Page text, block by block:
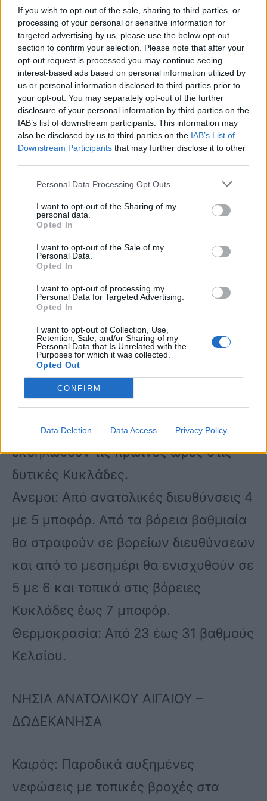
If you wish to opt-out of the sale, sharing to third parties, or
processing of your personal or sensitive information for
targeted advertising by us, please use the below opt-out
section to confirm your selection. Please note that after your
opt-out request is processed you may continue seeing
interest-based ads based on personal information utilized by
us or personal information disclosed to third parties prior to
your opt-out. You may separately opt-out of the further
disclosure of your personal information by third parties on the
IAB’s list of downstream participants. This information may
also be disclosed by us to third parties on the IAB’s List of
Downstream Participants that may further disclose it to other
Personal Data Processing Opt Outs
I want to opt-out of the Sharing of my
personal data.
Opted In
I want to opt-out of the Sale of my
Personal Data.
Opted In
I want to opt-out of processing my
Personal Data for Targeted Advertising.
Opted In
I want to opt-out of Collection, Use,
Retention, Sale, and/or Sharing of my
Personal Data that Is Unrelated with the
Purposes for which it was collected.
Opted Out
CONFIRM
Data Deletion Data Access Privacy Policy
υπόλοιπες περιοχές αυξημένες
νεφώσεις με βροχές και καταιγίδες,
κατά τόπους ισχυρές κυρίως στα
ανατολικότερα τμήματα της
Θεσσαλίας και τις Σποράδες. Τα
φαινόμενα από το απόγευμα θα
εξασθενήσουν.
Ανεμοι: Βορειοανατολικοί 4 με 6 και
στα ανατολικά και νότια τοπικά 7
μποφόρ.
Θερμοκρασία: Από 18 έως 29 βαθμούς
Κελσίου. Στα βόρεια η μέγιστη 3 με 4
βαθμούς χαμηλότερη.
ΚΥΚΛΑΔΕΣ, ΚΡΗΤΗ
Καιρός: Παροδικά αυξημένες
νεφώσεις με τοπικές βροχές κυρίως
στην Κρήτη. Σποραδικές καταιγίδες θα
εκδηλωθούν τις πρωινές ώρες στις
δυτικές Κυκλάδες.
Ανεμοι: Από ανατολικές διευθύνσεις 4
με 5 μποφόρ. Από τα βόρεια βαθμιαία
θα στραφούν σε βορείων διευθύνσεων
και από το μεσημέρι θα ενισχυθούν σε
5 με 6 και τοπικά στις βόρειες
Κυκλάδες έως 7 μποφόρ.
Θερμοκρασία: Από 23 έως 31 βαθμούς
Κελσίου.
ΝΗΣΙΑ ΑΝΑΤΟΛΙΚΟΥ ΑΙΓΑΙΟΥ –
ΔΩΔΕΚΑΝΗΣΑ
Καιρός: Παροδικά αυξημένες
νεφώσεις με τοπικές βροχές στα